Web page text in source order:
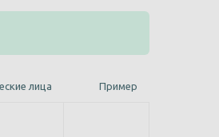
лица Пример